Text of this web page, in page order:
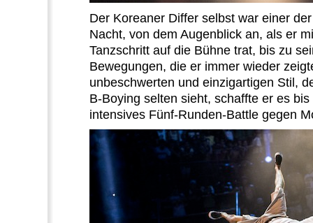
Der Koreaner Differ selbst war einer
Nacht, von dem Augenblick an, als er
Tanzschritt auf die Bühne trat, bis zu
Bewegungen, die er immer wieder
unbeschwerten und einzigartigen Stil,
B-Boying selten sieht, schaffte er es
intensives Fünf-Runden-Battle gegen